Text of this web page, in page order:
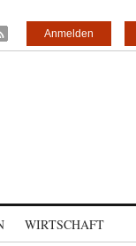
Anmelden
WIRTSCHAFT